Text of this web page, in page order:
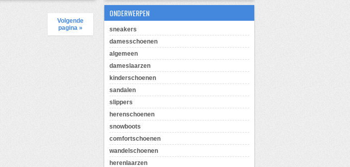
Volgende
pagina »
ONDERWERPEN
sneakers
damesschoenen
algemeen
dameslaarzen
kinderschoenen
sandalen
slippers
herenschoenen
snowboots
comfortschoenen
wandelschoenen
herenlaarzen